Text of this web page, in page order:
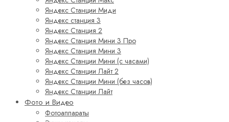
Яндекс Станции Миди
Яндекс станция 3
Яндекс Станция 2
Яндекс Станция Мини 3 Про
Яндекс Станция Мини 3
Яндекс Станции Мини (с часами)
Яндекс Станции Лайт 2
Яндекс Станции Мини (без часов)
Яндекс Станции Лайт
Фото и Видео
Фотоаппараты